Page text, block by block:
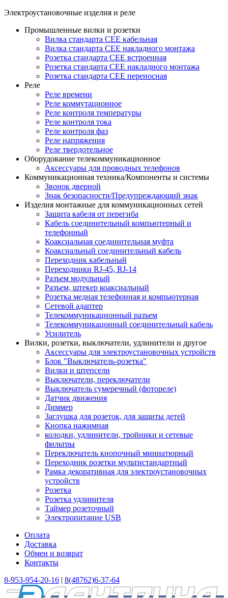
Электроустановочные изделия и реле
Промышленные вилки и розетки
Вилка стандарта CEE кабельная
Вилка стандарта CEE накладного монтажа
Розетка стандарта CEE встроенная
Розетка стандарта СЕЕ накладного монтажа
Розетка стандарта СЕЕ переносная
Реле
Реле времени
Реле коммутационное
Реле контроля температуры
Реле контроля тока
Реле контроля фаз
Реле напряжения
Реле твердотельное
Оборудование телекоммуникационное
Аксессуары для проводных телефонов
Коммуникационная техника/Компоненты и системы
Звонок дверной
Знак безопасности/Предупреждающий знак
Изделия монтажные для коммуникационных сетей
Защита кабеля от перегиба
Кабель соединительный компьютерный и
телефонный
Коаксиальная соединительная муфта
Коаксиальный соединительный кабель
Переходник кабельный
Переходники RJ-45, RJ-14
Разъем модульный
Разъем, штекер коаксиальный
Розетка медная телефонная и компьютерная
Сетевой адаптер
Телекоммуникационный разъем
Телекоммуникацонный соединительный кабель
Усилитель
Вилки, розетки, выключатели, удлинители и другое
Аксессуары для электроустановочных устройств
Блок "Выключатель-розетка"
Вилки и штепсели
Выключатели, переключатели
Выключатель сумеречный (фотореле)
Датчик движения
Диммер
Заглушка для розеток, для защиты детей
Кнопка нажимная
колодки, удлинители, тройники и сетевые
фильтры
Переключатель кнопочный миниатюрный
Переходник розетки мультистандартный
Рамка декоративная для электроустановочных
устройств
Розетка
Розетка удлинителя
Таймер розеточный
Электропитание USB
Оплата
Доставка
Обмен и возврат
Контакты
8-953-954-20-16 | 8(48762)6-37-64